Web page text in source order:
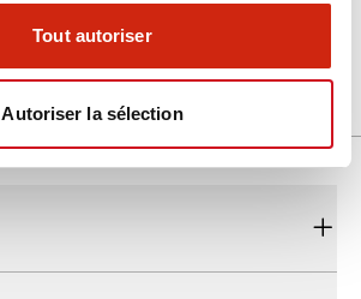
Tout autoriser
Autoriser la sélection